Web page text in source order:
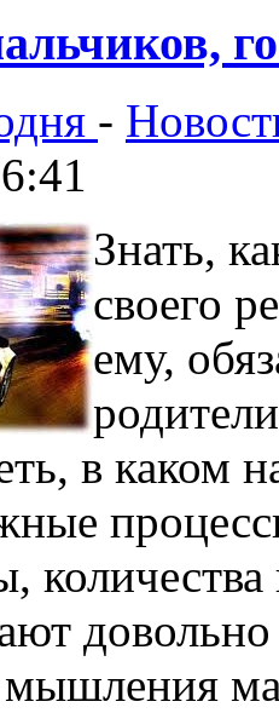
-
Знать,
своего
ему,
в каком
мышления